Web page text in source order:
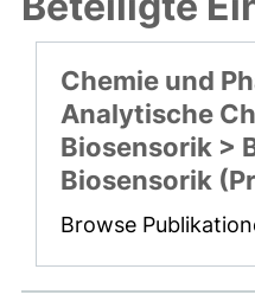
Chemie und
Analytische
Biosensorik >
Biosensorik
Browse